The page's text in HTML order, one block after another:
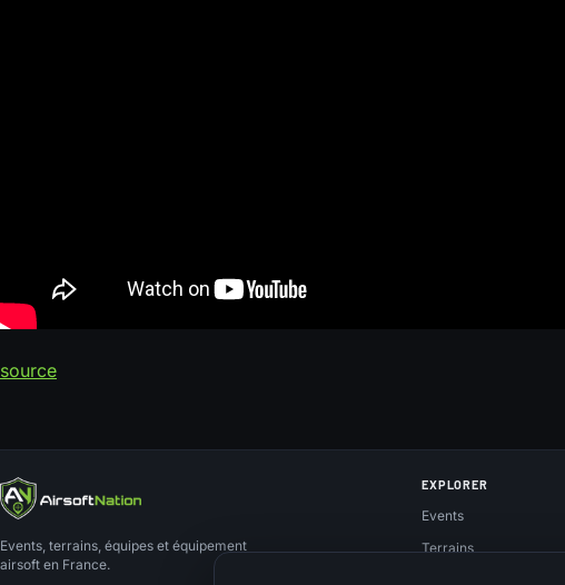
source
Events, terrains, équipes et équipement
airsoft en France.
EXPLORER
Events
Terrains